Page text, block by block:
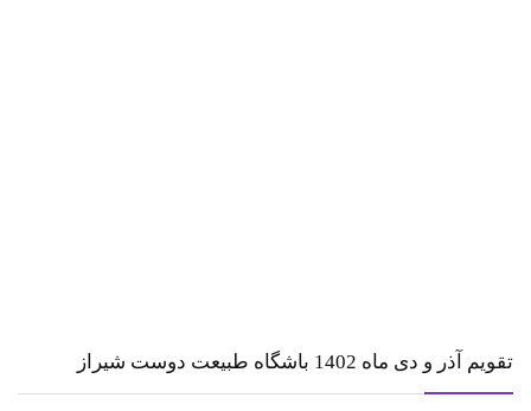
تقویم آذر و دی ماه 1402 باشگاه طبیعت دوست شیراز